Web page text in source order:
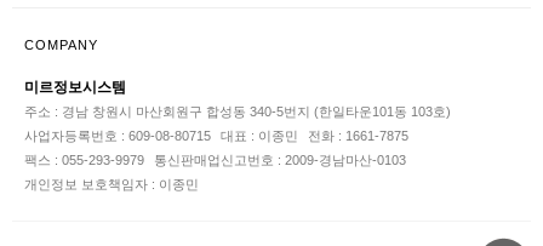
COMPANY
미르정보시스템
주소 : 경남 창원시 마산회원구 합성동 340-5번지 (한일타운101동 103호)
사업자등록번호 : 609-08-80715
대표 : 이종민
전화 : 1661-7875
팩스 : 055-293-9979
통신판매업신고번호 : 2009-경남마산-0103
개인정보 보호책임자 : 이종민